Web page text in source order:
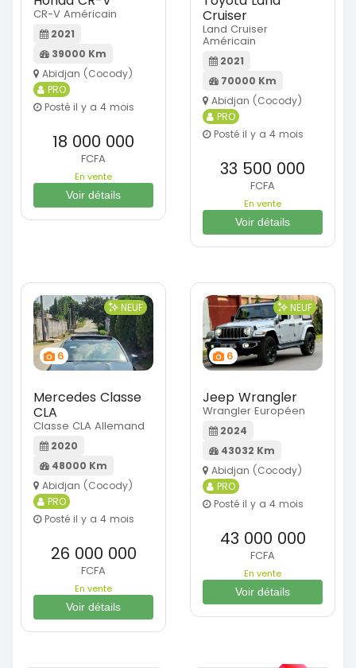
CR-V Américain
2021
39000 Km
Abidjan (Cocody)
PRO
Posté il y a 4 mois
18 000 000
FCFA
En vente
Voir détails
Cruiser
Land Cruiser
Américain
2021
70000 Km
Abidjan (Cocody)
PRO
Posté il y a 4 mois
33 500 000
FCFA
En vente
Voir détails
6
NEUF
Mercedes Classe
CLA
Classe CLA Allemand
2020
48000 Km
Abidjan (Cocody)
PRO
Posté il y a 4 mois
26 000 000
FCFA
En vente
Voir détails
6
NEUF
Jeep Wrangler
Wrangler Européen
2024
43032 Km
Abidjan (Cocody)
PRO
Posté il y a 4 mois
43 000 000
FCFA
En vente
Voir détails